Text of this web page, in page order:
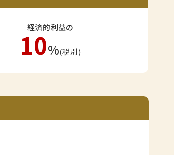
経済的利益の
10%(税別)